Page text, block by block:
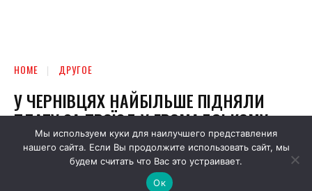
Мы используем куки для наилучшего представления
нашего сайта. Если Вы продолжите использовать сайт, мы
будем считать что Вас это устраивает.
Ок